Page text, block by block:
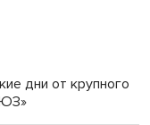
селе лошади
врачей
дни от крупного